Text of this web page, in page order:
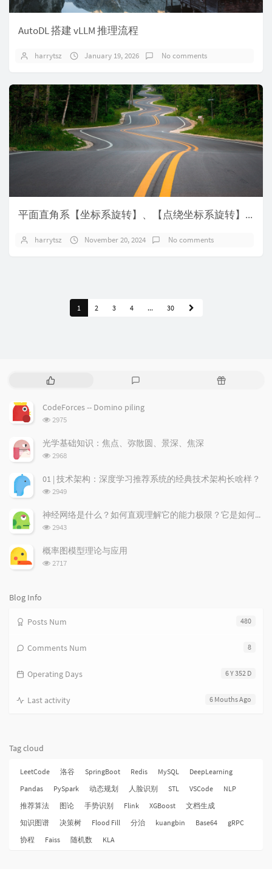
AutoDL 搭建 vLLM 推理流程
harrytsz January 19, 2026 No comments
平面直角系【坐标系旋转】、【点绕坐标系旋转】、【A点绕B点旋转】
harrytsz November 20, 2024 No comments
1 2 3 4 ... 30
P
p
u
a
r
r
t
c
l
s
e
t
m
n
R
t
l
CodeForces -- Domino piling
浏
次
数:
2975
光学基础知识：焦点、弥散圆、景深、焦深
浏
次
数:
2968
01 | 技术架构：深度学习推荐系统的经典技术架构长啥样？
浏
次
数:
2949
神经网络是什么？如何直观理解它的能力极限？它是如何无限逼近真理？
浏
次
数:
2943
概率图模型理论与应用
浏
2717
Blog Info
480
Posts Num
8
Comments Num
6 Y 352 D
Operating Days
6 Mouths Ago
Last activity
Tag cloud
LeetCode 洛谷 SpringBoot Redis MySQL
DeepLearning
Pandas
PySpark 动态规划 人脸识别 STL VSCode
NLP
推荐算法
图论 手势识别 Flink XGBoost
文档生成
知识图谱
决策树 Flood Fill 分治 kuangbin Base64
gRPC
协程
Faiss 随机数 KLA